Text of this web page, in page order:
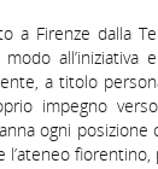
a Firenze dalla
all’iniziativa
a titolo
impegno
ogni
fiorentino,